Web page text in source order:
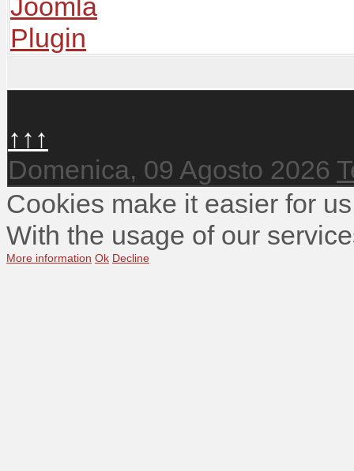
↑↑↑
Domenica, 09 Agosto 2026
Cookies make it easier for
With the usage of our
More information Ok Decline